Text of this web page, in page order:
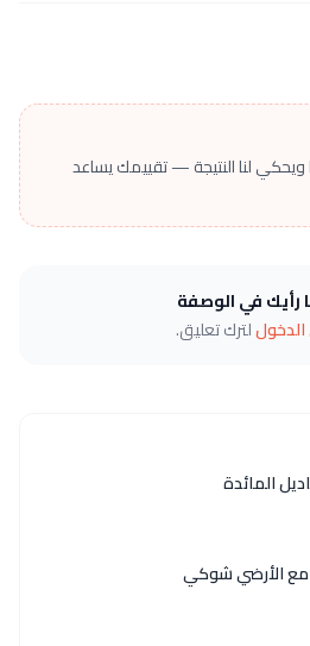
لنا النتيجة — تقييمك يساعد
رأيك في الوصفة
لترك تعليق.
المائدة
الأرضي شوكي